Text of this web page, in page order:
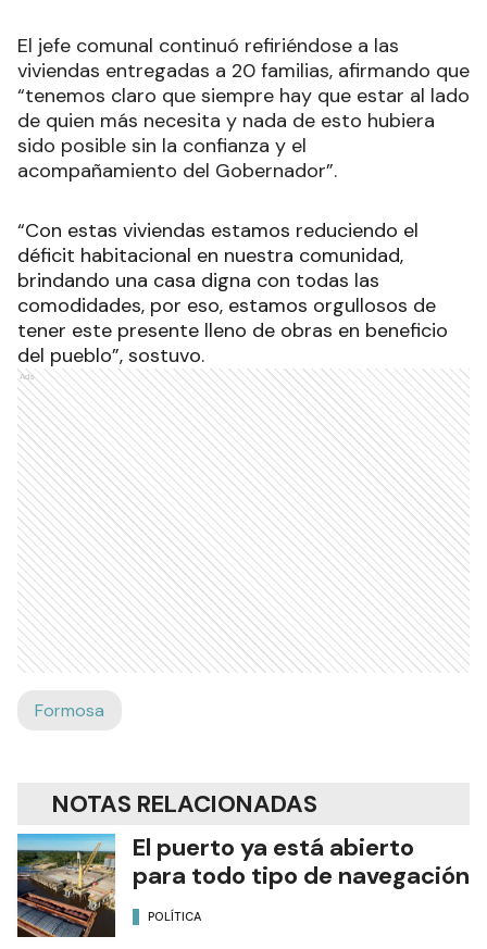
El jefe comunal continuó refiriéndose a las
viviendas entregadas a 20 familias, afirmando que
“tenemos claro que siempre hay que estar al lado
de quien más necesita y nada de esto hubiera
sido posible sin la confianza y el
acompañamiento del Gobernador”.
“Con estas viviendas estamos reduciendo el
déficit habitacional en nuestra comunidad,
brindando una casa digna con todas las
comodidades, por eso, estamos orgullosos de
tener este presente lleno de obras en beneficio
del pueblo”, sostuvo.
Ads
Formosa
NOTAS RELACIONADAS
El puerto ya está abierto
para todo tipo de navegación
POLÍTICA